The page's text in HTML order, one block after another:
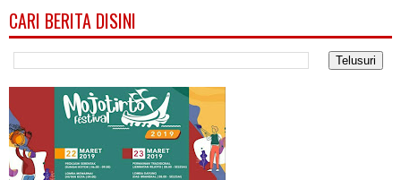
CARI BERITA DISINI